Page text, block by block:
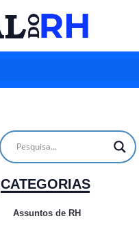
CATEGORIAS
Assuntos de RH